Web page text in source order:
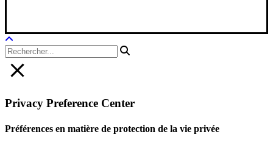
Privacy Preference Center
Préférences en matière de protection de la vie privée